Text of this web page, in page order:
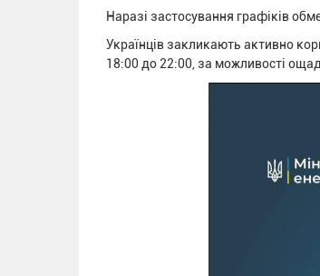
Наразі застосування графіків
Українців закликають активно
18:00 до 22:00, за можливості